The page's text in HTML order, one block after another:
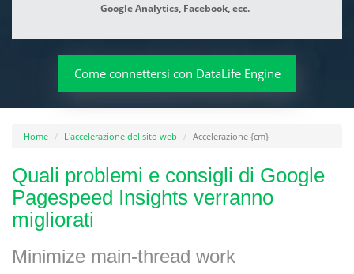
Google Analytics, Facebook, ecc.
Come connettersi con DataLife Engine
Home L'accelerazione del sito web Accelerazione {cm}
Quali problemi e consigli di Google
Pagespeed Insights verranno
migliorati
Minimize main-thread work